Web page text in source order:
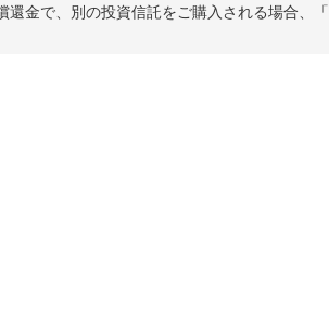
還金で、別の投資信託をご購入される場合、